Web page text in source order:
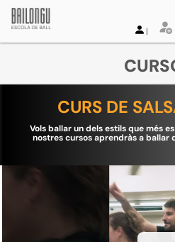
CURS DE
Vols ballar un dels estils que més
nostres cursos aprendràs a